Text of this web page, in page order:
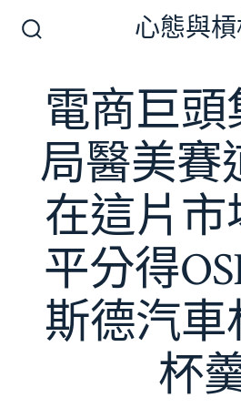
切
換
關
心態與
電商巨
局醫美賽
在這片
平分得
斯德汽
杯